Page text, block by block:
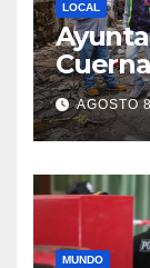
LOCAL
y AGOSTO
MUNDO